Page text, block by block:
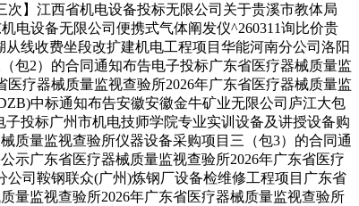
】江西省机电设备投标无限公司关于贵溪市教体局
电设备无限公司便携式气体阐发仪^260311询比价贵
线收费坐段改扩建机电工程项目华能河南分公司洛阳
包2）的合同通知布告电子投标广东省医疗器械质量监
疗器械质量监视查验所2026年广东省医疗器械质量监
中标通知布告安徽安徽金牛矿业无限公司庐江大包
投标广州市机电技师学院专业实训设备及讲授设备购
质量监视查验所仪器设备采购项目三（包3）的合同通
示广东省医疗器械质量监视查验所2026年广东省医疗
公司鞍钢联众(广州)炼钢厂设备检维修工程项目广东省
量监视查验所2026年广东省医疗器械质量监视查验所